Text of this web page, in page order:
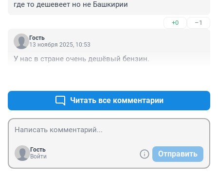
где то дешевеет но не Башкирии
+0 –1
Гость
13 ноября 2025, 10:53
У нас в стране очень дешёвый бензин.
Читать все комментарии
Гость
Войти
Отправить